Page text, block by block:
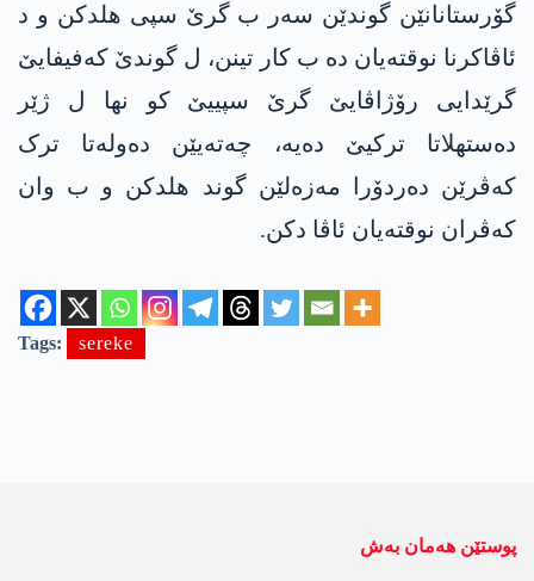
گۆرستانانێن گوندێن سەر ب گرێ سپی ھلدکن و د
ئاڤاکرنا نوقتەیان دە ب کار تینن، ل گوندێ کەفیفایێ
گرێدایی رۆژاڤایێ گرێ سپییێ کو نها ل ژێر
دەستهلاتا ترکیێ دەیە، چەتەیێن دەولەتا ترک
کەڤرێن دەردۆرا مەزەلێن گوند ھلدکن و ب وان
کەڤران نوقتەیان ئاڤا دکن.
Tags: sereke
پوستێن ھەمان بەش